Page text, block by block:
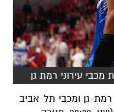
מכבי עירוני רמת גן
רמת-גן ומכבי תל-אביב